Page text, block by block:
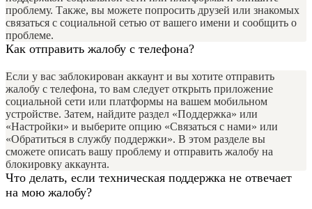
проблему. Также, вы можете попросить друзей или знакомых
связаться с социальной сетью от вашего имени и сообщить о
проблеме.
Как отправить жалобу с телефона?
Если у вас заблокирован аккаунт и вы хотите отправить
жалобу с телефона, то вам следует открыть приложение
социальной сети или платформы на вашем мобильном
устройстве. Затем, найдите раздел «Поддержка» или
«Настройки» и выберите опцию «Связаться с нами» или
«Обратиться в службу поддержки». В этом разделе вы
сможете описать вашу проблему и отправить жалобу на
блокировку аккаунта.
Что делать, если техническая поддержка не отвечает
на мою жалобу?